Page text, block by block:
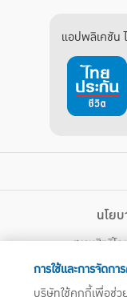
แอปพลิเคชัน
ไทยประกันชีวิต HEALTH
สิทธิพิเศษ
แอปพลิเคชัน ไทยประกันชีวิต
นโย
สงวนสิทธิ์โ
123 ถนน รัชดาภิเษก แ
การใช้และการจัดก
บริษัทใช้คุกกี้เพื่อช่ว